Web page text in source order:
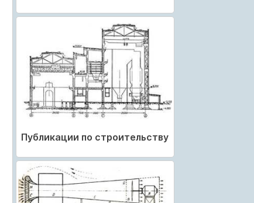
Публикации по строительству